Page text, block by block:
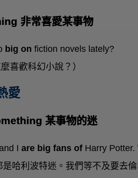
非常喜愛某事物
big on fiction novels lately?
喜歡科幻小說？）
愛
某事物的迷
I are big fans of Harry
是哈利波特迷。我們等不及要去倫